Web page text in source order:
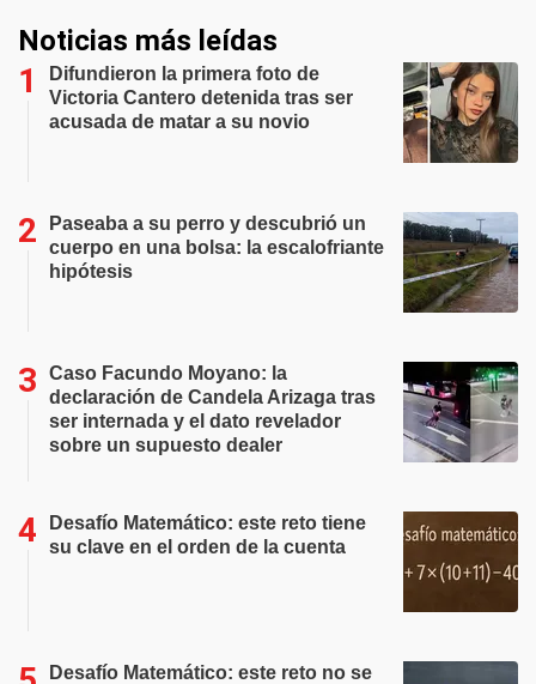
Noticias más leídas
Difundieron la primera foto de
Victoria Cantero detenida tras ser
acusada de matar a su novio
Paseaba a su perro y descubrió un
cuerpo en una bolsa: la escalofriante
hipótesis
Caso Facundo Moyano: la
declaración de Candela Arizaga tras
ser internada y el dato revelador
sobre un supuesto dealer
Desafío Matemático: este reto tiene
su clave en el orden de la cuenta
Desafío Matemático: este reto no se